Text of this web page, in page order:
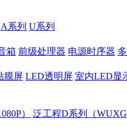
A系列 U系列
箱 前级处理器 电源时序器
膜屏 LED透明屏 室内LED显
） 泛工程D系列（